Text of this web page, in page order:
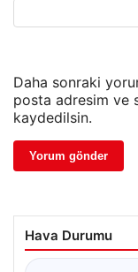
Daha sonraki
posta adresim ve
kaydedilsin.
Hava Durumu